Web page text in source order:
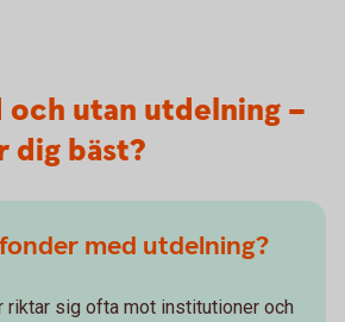
och utan utdelning –
dig bäst?
med utdelning?
riktar sig ofta mot institutioner och